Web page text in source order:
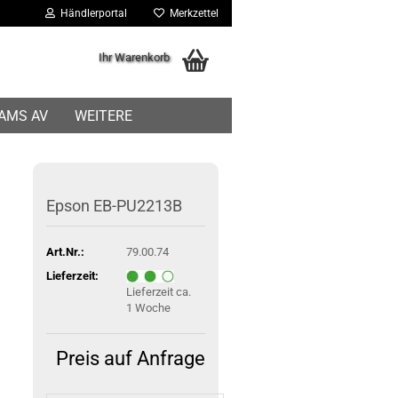
Händlerportal Merkzettel
Ihr Warenkorb
AV WEITERE
Epson EB-PU2213B
Art.Nr.:
79.00.74
Lieferzeit:
Lieferzeit ca.
1 Woche
Preis auf Anfrage